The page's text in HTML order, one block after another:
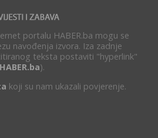
portalu HABER.ba mogu se
navođenja izvora. Iza zadnje
teksta postaviti "hyperlink"
HABER.ba).
koji su nam ukazali povjerenje.